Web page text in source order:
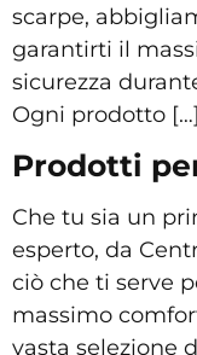
scarpe,
garantirti il
sicurezza
Ogni prodotto […]
Prodotti
Che tu sia un
esperto, da
ciò che ti serve
massimo
vasta selezione